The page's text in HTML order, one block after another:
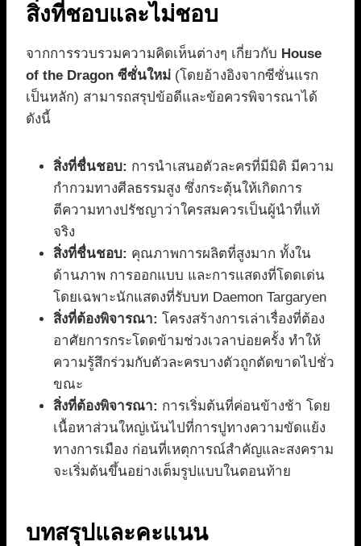
สิ่งที่ชอบและไม่ชอบ
จากการรวบรวมความคิดเห็นต่างๆ เกี่ยวกับ House
of the Dragon ซีซั่นใหม่ (โดยอ้างอิงจากซีซั่นแรก
เป็นหลัก) สามารถสรุปข้อดีและข้อควรพิจารณาได้
ดังนี้
สิ่งที่ชื่นชอบ: การนำเสนอตัวละครที่มีมิติ มีความ
กำกวมทางศีลธรรมสูง ซึ่งกระตุ้นให้เกิดการ
ตีความทางปรัชญาว่าใครสมควรเป็นผู้นำที่แท้
จริง
สิ่งที่ชื่นชอบ: คุณภาพการผลิตที่สูงมาก ทั้งใน
ด้านภาพ การออกแบบ และการแสดงที่โดดเด่น
โดยเฉพาะนักแสดงที่รับบท Daemon Targaryen
สิ่งที่ต้องพิจารณา: โครงสร้างการเล่าเรื่องที่ต้อง
อาศัยการกระโดดข้ามช่วงเวลาบ่อยครั้ง ทำให้
ความรู้สึกร่วมกับตัวละครบางตัวถูกตัดขาดไปชั่ว
ขณะ
สิ่งที่ต้องพิจารณา: การเริ่มต้นที่ค่อนข้างช้า โดย
เนื้อหาส่วนใหญ่เน้นไปที่การปูทางความขัดแย้ง
ทางการเมือง ก่อนที่เหตุการณ์สำคัญและสงคราม
จะเริ่มต้นขึ้นอย่างเต็มรูปแบบในตอนท้าย
บทสรุปและคะแนน